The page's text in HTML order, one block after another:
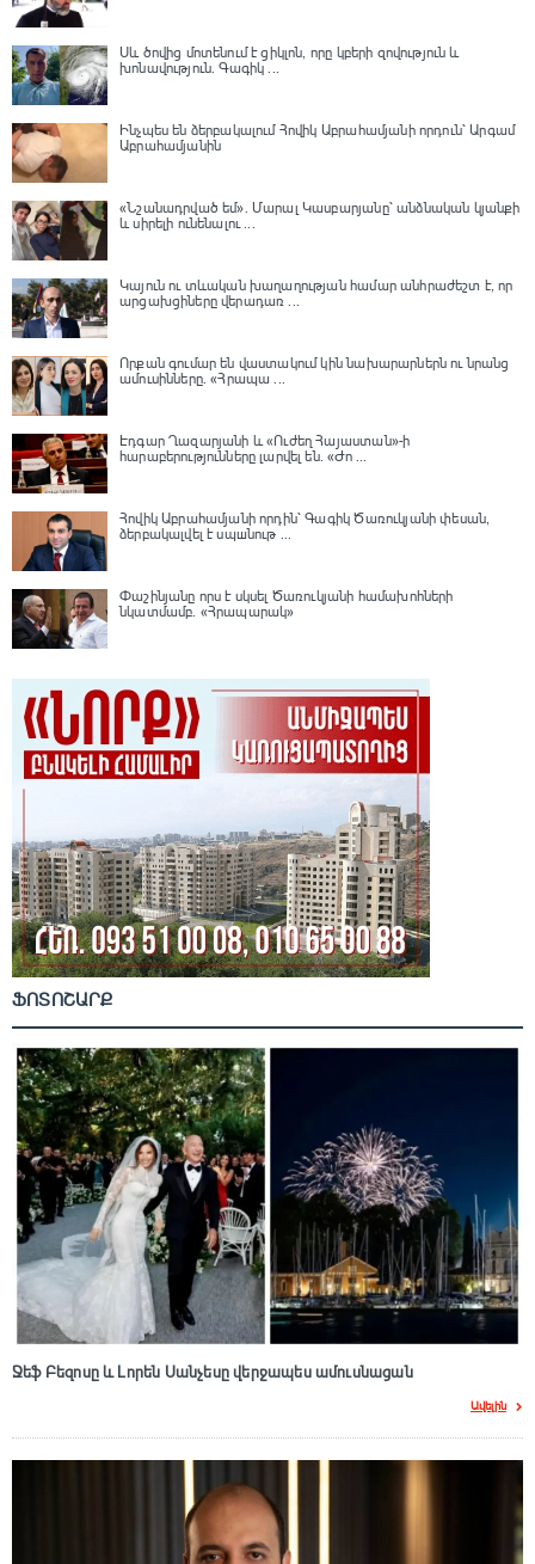
Սև ծովից մոտենում է ցիկլոն, որը կբերի զովություն և
խոնավություն․ Գագիկ ...
Ինչպես են ձերբակալում Հովիկ Աբրահամյանի որդուն՝ Արգամ
Աբրահամյանին
«Նշանադրված եմ». Մարալ Կասբարյանը՝ անձնական կյանքի
և սիրելի ունենալու ...
Կայուն ու տևական խաղաղության համար անհրաժեշտ է, որ
արցախցիները վերադառ ...
Որքան գումար են վաստակում կին նախարարներն ու նրանց
ամուսինները. «Հրապա ...
Էդգար Ղազարյանի և «Ուժեղ Հայաստան»-ի
հարաբերությունները լարվել են․ «Ժո ...
Հովիկ Աբրահամյանի որդին՝ Գագիկ Ծառուկյանի փեսան,
ձերբակալվել է սպшնութ ...
Փաշինյանը որս է սկսել Ծառուկյանի համախոհների
նկատմամբ․ «Հրապարակ»
ՖՈՏՈՇԱՐՔ
Ջեֆ Բեզոսը և Լորեն Սանչեսը վերջապես ամուսնացան
Ավելին